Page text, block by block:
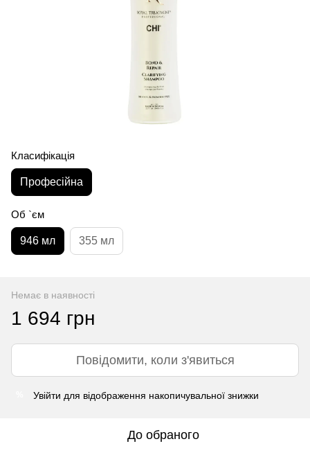
Класифікація
Професійна
Об `єм
946 мл 355 мл
Немає в наявності
1 694 грн
Повідомити, коли з'явиться
Увійти для відображення накопичувальної знижки
До обраного